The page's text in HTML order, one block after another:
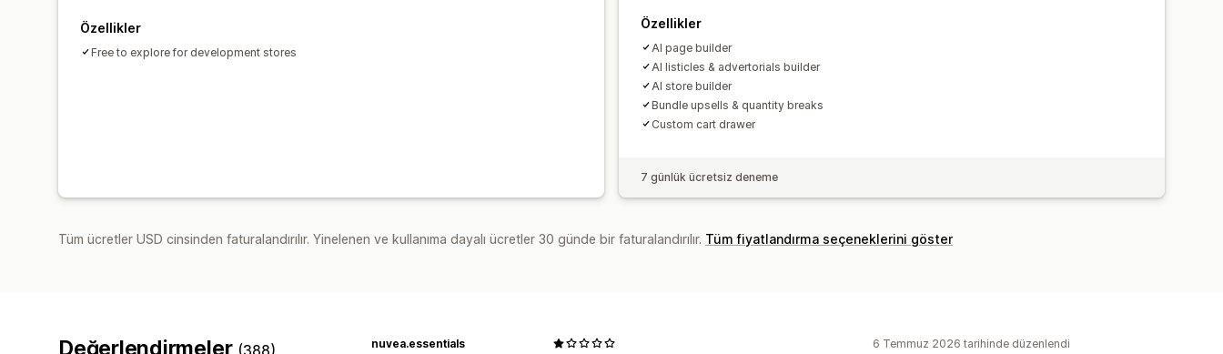
Özellikler
Free to explore for development stores
Özellikler
Al page builder
Al listicles & advertorials builder
AI store builder
Bundle upsells & quantity breaks
Custom cart drawer
7 günlük ücretsiz deneme
Tüm ücretler USD cinsinden faturalandırılır. Yinelenen ve kullanıma dayalı ücretler 30 günde bir faturalandırılır. Tüm fiyatlandırma seçeneklerini göster
Değerlendirmeler (388) 6 Temmuz 2026 tarihinde düzenlendi
nuvea.essentials